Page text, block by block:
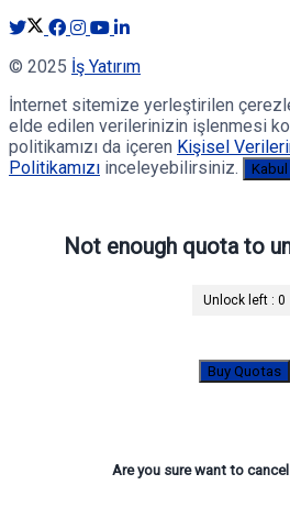
© 2025 İş Yatırım
İnternet sitemize yerleştirilen
elde edilen verilerinizin işlenmesi
politikamızı da içeren Kişisel
Politikamızı inceleyebilirsiniz. Kabul
Not enough quota to
Unlock left : 0
Buy Quotas
Are you sure want to